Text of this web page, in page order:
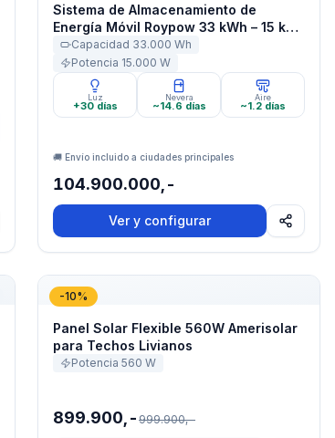
Sistema de Almacenamiento de
Energía Móvil Roypow 33 kWh – 15 kW
Trifásico 208V
Capacidad 33.000 Wh
Potencia 15.000 W
Luz
+30 días
Nevera
~14.6 días
Aire
~1.2 días
🚚 Envío incluido a ciudades principales
104.900.000,-
Ver y configurar
Panel Solar Flexible 560W Amerisolar
-10%
Panel Solar Flexible 560W Amerisolar
para Techos Livianos
Potencia 560 W
899.900,- 999.900,-